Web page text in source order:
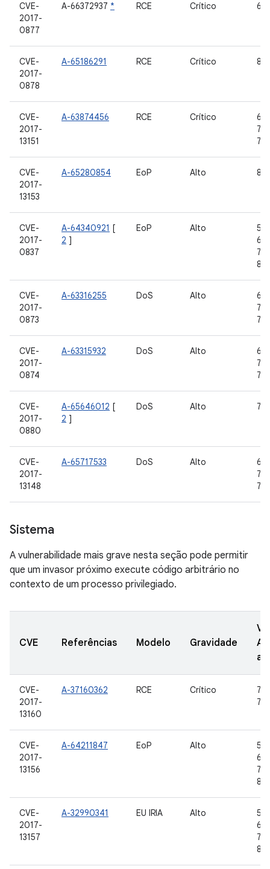
CVE-
2017-
0877
A-66372937 * RCE Crítico 6,0
CVE-
2017-
0878
A-65186291 RCE Crítico 8,0
CVE-
2017-
13151
A-63874456 RCE Crítico
CVE-
2017-
13153
A-65280854 EoP Alto 8,0
CVE-
2017-
0837
A-64340921 [
2 ]
EoP Alto
8.0
CVE-
2017-
0873
A-63316255 DoS Alto
CVE-
2017-
0874
A-63315932 DoS Alto
CVE-
2017-
0880
A-65646012 [
2 ]
DoS Alto
CVE-
2017-
13148
A-65717533 DoS Alto
Sistema
A vulnerabilidade mais grave nesta seção pode permitir
que um invasor próximo execute código arbitrário no
contexto de um processo privilegiado.
CVE Referências Modelo Gravidade
CVE-
2017-
13160
A-37160362 RCE Crítico
CVE-
2017-
13156
A-64211847 EoP Alto
8.0
CVE-
2017-
13157
A-32990341 EU IRIA Alto
8.0